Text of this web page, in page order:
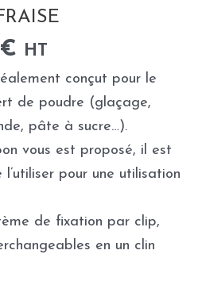
€ HT
conçut pour le
de poudre (glaçage,
pâte à sucre…).
vous est proposé, il est
pour une utilisation
de fixation par clip,
en un clin